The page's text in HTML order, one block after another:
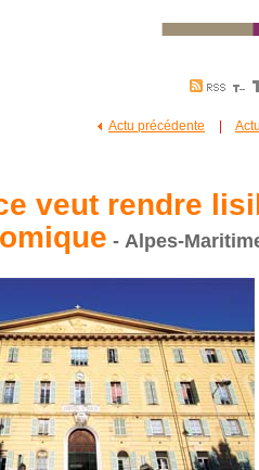
Actu précédente
veut rendre
- Alpes-